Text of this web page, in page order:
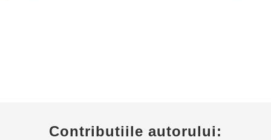
Contributiile autorului: